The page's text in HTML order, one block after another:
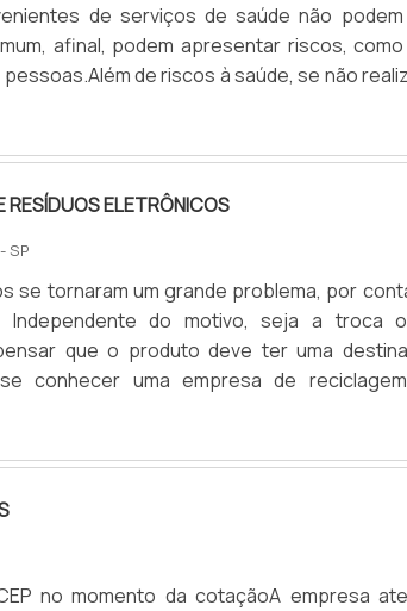
de serviços de saúde não
afinal, podem apresentar riscos,
de riscos à saúde, se não
e destinação final de resíduos
ambiente, poluindo lençóis freáticos,
quando há acúmulo de lixo. Por.
RESÍDUOS ELETRÔNICOS
SP
se tornaram um grande problema, por
Independente do motivo, seja a troca
que o produto deve ter uma
conhecer uma empresa de
componentes dos eletrônicos não são fáceis
pode levar milhares de anos até que
de resíduos eletrônicos é um
no momento da cotaçãoA empresa